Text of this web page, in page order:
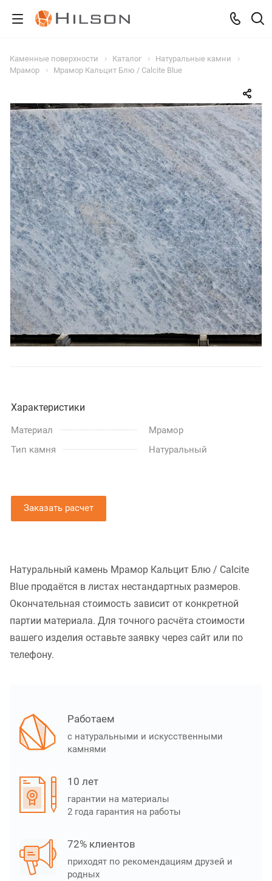
Каменные поверхности Каталог
Натуральные камни
Мрамор
Мрамор Кальцит Блю / Calcite Blue
Характеристики
Материал
Мрамор
Тип камня
Натуральный
Заказать расчет
Натуральный камень Мрамор Кальцит Блю / Calcite
Blue продаётся в листах нестандартных размеров.
Окончательная стоимость зависит от конкретной
партии материала. Для точного расчёта стоимости
вашего изделия оставьте заявку через сайт или по
телефону.
Работаем
с натуральными и искусственными
камнями
10 лет
гарантии на материалы
2 года гарантия на работы
72% клиентов
приходят по рекомендациям друзей и
родных